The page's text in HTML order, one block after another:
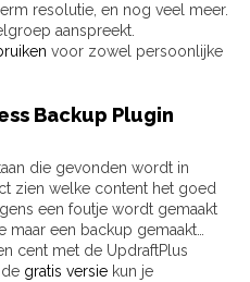
resolutie, en nog veel meer.
aanspreekt.
voor zowel persoonlijke
Backup Plugin
die gevonden wordt in
zien welke content het goed
een foutje wordt gemaakt
een backup gemaakt…
cent met de UpdraftPlus
gratis versie kun je